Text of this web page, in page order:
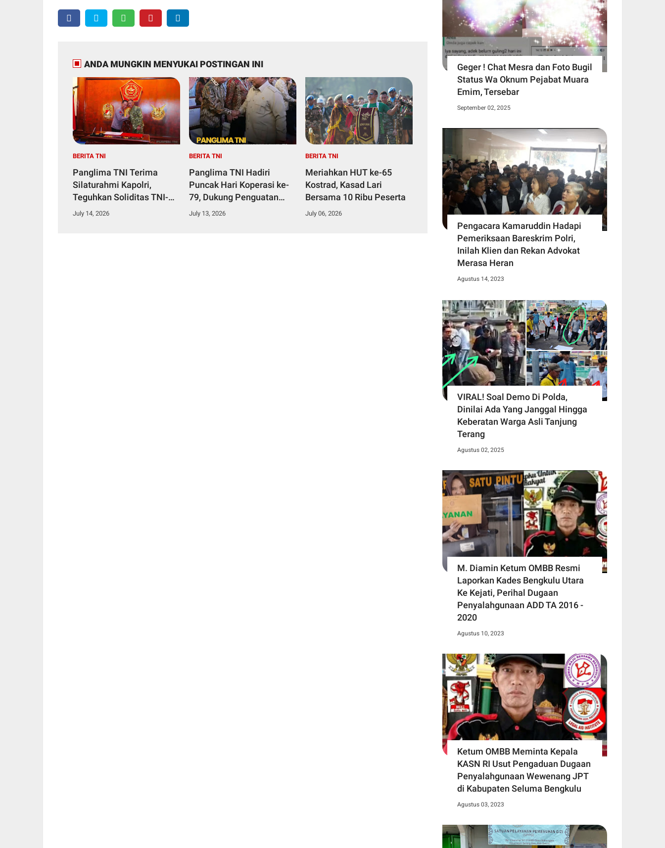
ANDA MUNGKIN MENYUKAI POSTINGAN INI
BERITA TNI
Panglima TNI Terima
Silaturahmi Kapolri,
Teguhkan Soliditas TNI-
Polri
July 14, 2026
BERITA TNI
Panglima TNI Hadiri
Puncak Hari Koperasi ke-
79, Dukung Penguatan
Ekonomi Kerakyatan
July 13, 2026
BERITA TNI
Meriahkan HUT ke-65
Kostrad, Kasad Lari
Bersama 10 Ribu Peserta
July 06, 2026
Geger ! Chat Mesra dan Foto Bugil
Status Wa Oknum Pejabat Muara
Emim, Tersebar
September 02, 2025
Pengacara Kamaruddin Hadapi
Pemeriksaan Bareskrim Polri,
Inilah Klien dan Rekan Advokat
Merasa Heran
Agustus 14, 2023
VIRAL! Soal Demo Di Polda,
Dinilai Ada Yang Janggal Hingga
Keberatan Warga Asli Tanjung
Terang
Agustus 02, 2025
M. Diamin Ketum OMBB Resmi
Laporkan Kades Bengkulu Utara
Ke Kejati, Perihal Dugaan
Penyalahgunaan ADD TA 2016 -
2020
Agustus 10, 2023
Ketum OMBB Meminta Kepala
KASN RI Usut Pengaduan Dugaan
Penyalahgunaan Wewenang JPT
di Kabupaten Seluma Bengkulu
Agustus 03, 2023